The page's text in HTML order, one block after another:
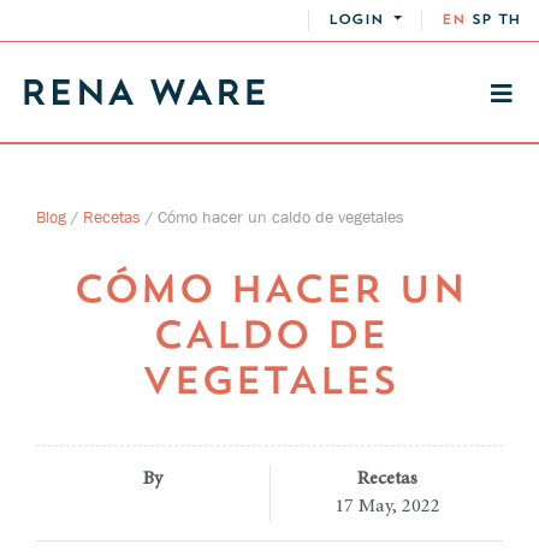
LOGIN EN SP TH
Blog / Recetas / Cómo hacer un caldo de vegetales
CÓMO HACER UN
CALDO DE
VEGETALES
By
Recetas
17 May, 2022